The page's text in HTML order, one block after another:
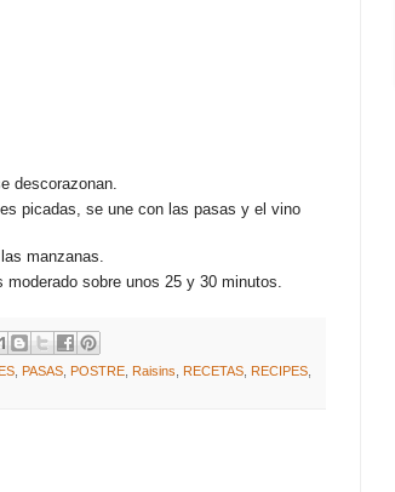
descorazonan.
picadas, se une con las pasas y el vino
manzanas.
sobre unos 25 y 30 minutos.
PASAS POSTRE Raisins RECETAS RECIPES